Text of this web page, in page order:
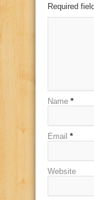
Required
Name *
Email *
Website